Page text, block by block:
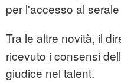
per l'accesso al
Tra le altre novità, il
ricevuto i consensi
giudice nel talent.